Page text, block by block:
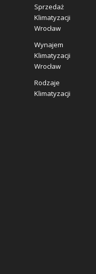
Sprzedaż
Klimatyzacji
Wrocław
Wynajem
Klimatyzacji
Wrocław
Rodzaje
Klimatyzacji